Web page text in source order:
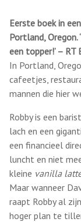
Eerste boek in
Portland, Oregon.
een topper!’ – RT
In Portland,
cafeetjes,
mannen die hier
Robby is een
lach en een
een financieel
luncht en niet
kleine vanilla
Maar wanneer
raapt Robby al
hoger plan te